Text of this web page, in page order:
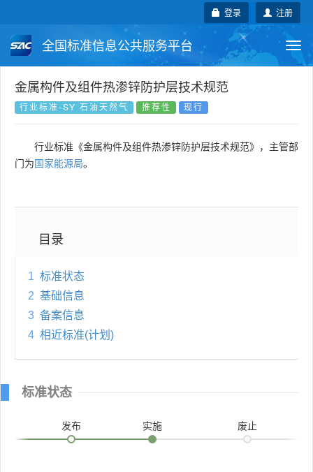
注册
登录
全国标准信息公共服务平台
国家标准 行业标准
国外标准 技术委员会
金属构件及组件热渗锌防护层技术规范
行业标准-SY 石油天然气 推荐性 现行
行业标准《金属构件及组件热渗锌防护层技术规范》，主管部
门为国家能源局。
目录
1 标准状态
2 基础信息
3 备案信息
4 相近标准(计划)
标准状态
发布 实施 废止